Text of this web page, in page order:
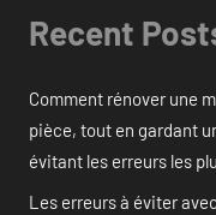
Recent
Comment rénover une
pièce, tout en gardant
évitant les erreurs les
Les erreurs à éviter